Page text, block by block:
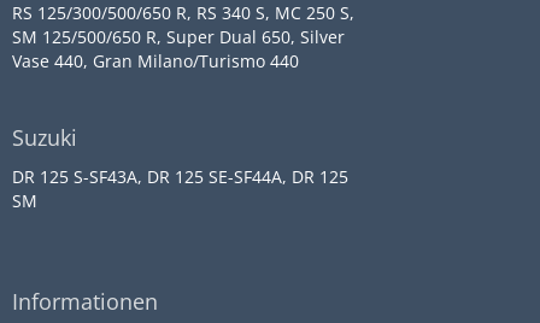
RS 125/300/500/650 R, RS 340 S, MC 250 S,
SM 125/500/650 R, Super Dual 650, Silver
Vase 440, Gran Milano/Turismo 440
Suzuki
DR 125 S-SF43A, DR 125 SE-SF44A, DR 125
SM
Informationen